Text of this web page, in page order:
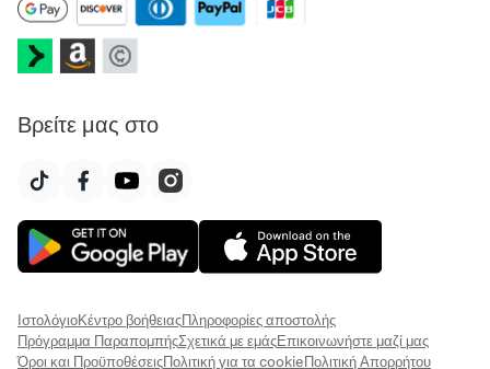
Βρείτε μας στο
ΙστολόγιοΚέντρο βοήθειαςΠληροφορίες αποστολής
Πρόγραμμα ΠαραπομπήςΣχετικά με εμάςΕπικοινωνήστε μαζί μας
Όροι και ΠροϋποθέσειςΠολιτική για τα cookieΠολιτική Απορρήτου